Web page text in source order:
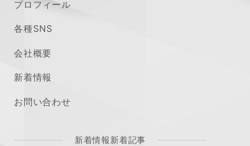
プロフィール
各種SNS
会社概要
新着情報
お問い合わせ
新着情報新着記事